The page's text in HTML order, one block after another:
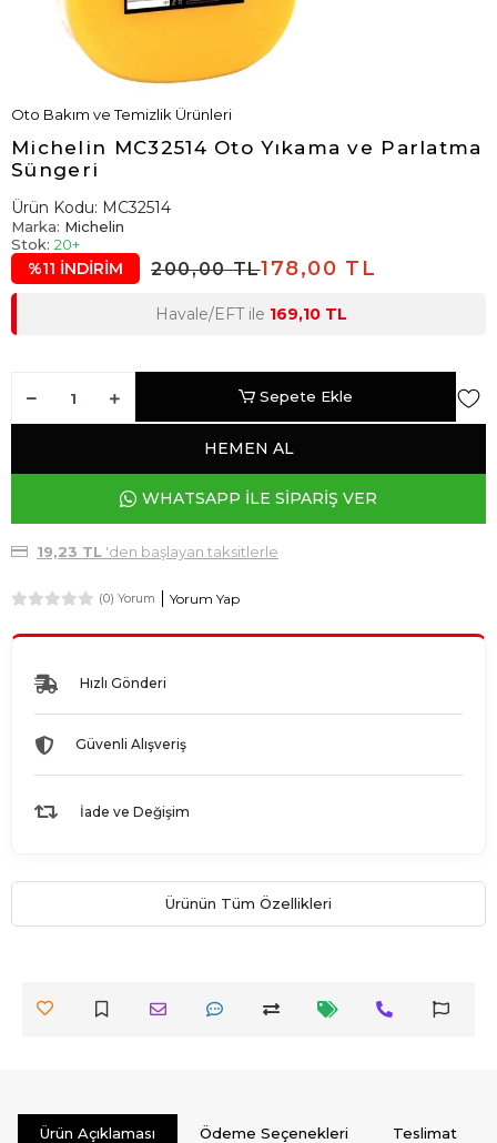
Oto Bakım ve Temizlik Ürünleri
Michelin MC32514 Oto Yıkama ve Parlatma
Süngeri
Ürün Kodu: MC32514
Marka: Michelin
Stok: 20+
%11 İNDİRİM 200,00 TL178,00 TL
Havale/EFT ile 169,10 TL
Sepete Ekle
HEMEN AL
WHATSAPP İLE SİPARİŞ VER
19,23 TL'den başlayan taksitlerle
(0) Yorum Yorum Yap
Hızlı Gönderi
Güvenli Alışveriş
İade ve Değişim
Ürünün Tüm Özellikleri
Ürün Açıklaması Ödeme Seçenekleri Teslimat